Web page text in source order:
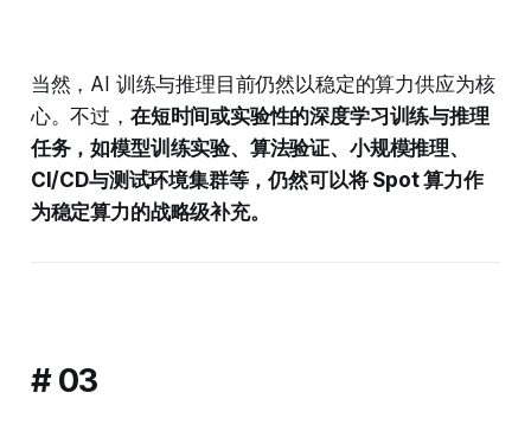
当然，AI 训练与推理目前仍然以稳定的算力供应为核
心。不过， 在短时间或实验性的深度学习训练与推理
任务，如模型训练实验、算法验证、小规模推理、
CI/CD与测试环境集群等，仍然可以将 Spot 算力作
为稳定算力的战略级补充。
# 03